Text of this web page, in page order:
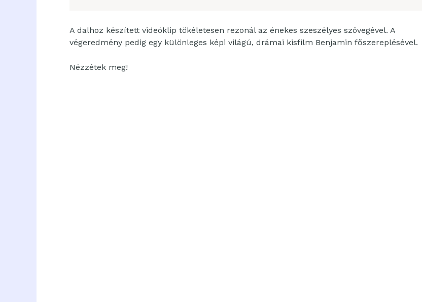
A dalhoz készített videóklip tökéletesen rezonál az énekes szeszélyes szövegével. A
végeredmény pedig egy különleges képi világú, drámai kisfilm Benjamin főszereplésével.
Nézzétek meg!